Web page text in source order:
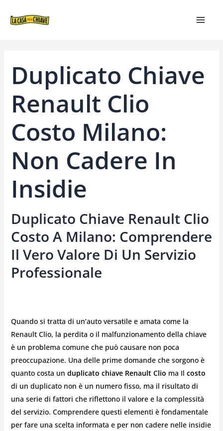
Duplicato Chiave
Renault Clio
Costo Milano:
Non Cadere In
Insidie
Duplicato Chiave Renault Clio
Costo A Milano: Comprendere
Il Vero Valore Di Un Servizio
Professionale
Quando si tratta di un’auto versatile e amata come la
Renault Clio, la perdita o il malfunzionamento della chiave
è un problema comune che può causare non poca
preoccupazione. Una delle prime domande che sorgono è
quanto costa un duplicato chiave Renault Clio ma Il costo
di un duplicato non è un numero fisso, ma il risultato di
una serie di fattori che riflettono il valore e la complessità
del servizio. Comprendere questi elementi è fondamentale
per fare una scelta informata e per non cadere nelle insidie
ARTICOLI